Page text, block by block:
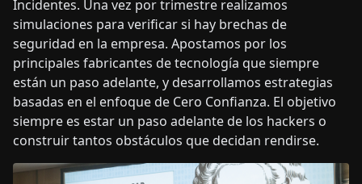
Incidentes. Una vez por trimestre realizamos
simulaciones para verificar si hay brechas de
seguridad en la empresa. Apostamos por los
principales fabricantes de tecnología que siempre
están un paso adelante, y desarrollamos estrategias
basadas en el enfoque de Cero Confianza. El objetivo
siempre es estar un paso adelante de los hackers o
construir tantos obstáculos que decidan rendirse.